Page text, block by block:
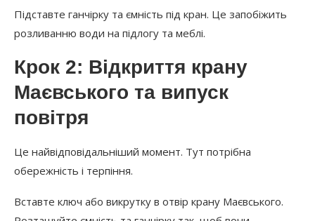
Підставте ганчірку та ємність під кран. Це запобіжить
розливанню води на підлогу та меблі.
Крок 2: Відкриття крану
Маєвського та випуск
повітря
Це найвідповідальніший момент. Тут потрібна
обережність і терпіння.
Вставте ключ або викрутку в отвір крану Маєвського.